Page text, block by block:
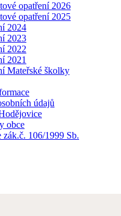
opatření 2026
opatření 2025
2024
2023
2022
2021
Mateřské školky
údajů
obce
106/1999 Sb.